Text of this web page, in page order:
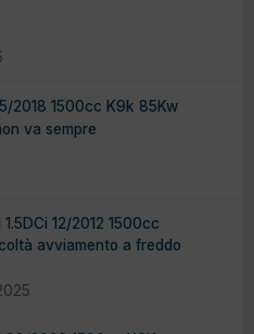
2018 1500cc K9k 85Kw
va sempre
1.5DCi 12/2012 1500cc
avviamento a freddo